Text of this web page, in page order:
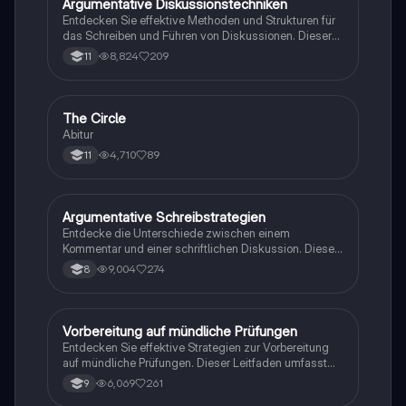
Englisch
Argumentative Diskussionstechniken
Entdecken Sie effektive Methoden und Strukturen für
das Schreiben und Führen von Diskussionen. Dieser
Leitfaden behandelt die wichtigsten
Argumentationsprinzipien, wie das Sanduhr- und
Studierende, die ihre argumentative Schreibfähigkeit
verbessern möchten.
11 8,824 209
Englisch
The Circle
Abitur
11 4,710 89
Englisch
Argumentative Schreibstrategien
Entdecke die Unterschiede zwischen einem
Kommentar und einer schriftlichen Diskussion. Diese
Übersicht bietet dir eine klare Struktur für
argumentative Texte, einschließlich Einleitung,
Meinung überzeugend zu präsentieren. Ideal für
Schüler, die ihre Schreibfähigkeiten verbessern
möchten.
8 9,004 274
Englisch
Vorbereitung auf mündliche Prüfungen
Entdecken Sie effektive Strategien zur Vorbereitung
auf mündliche Prüfungen. Dieser Leitfaden umfasst
wichtige Vokabeln, Gesprächsstrategien, Techniken
zur Meinungsäußerung und Tipps zur Interaktion mit
9 6,069 261